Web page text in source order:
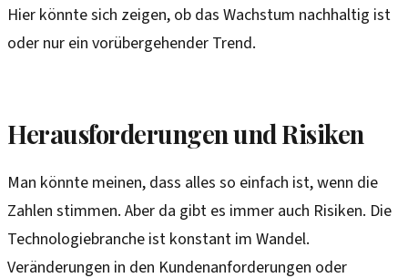
Hier könnte sich zeigen, ob das Wachstum nachhaltig ist
oder nur ein vorübergehender Trend.
Herausforderungen und Risiken
Man könnte meinen, dass alles so einfach ist, wenn die
Zahlen stimmen. Aber da gibt es immer auch Risiken. Die
Technologiebranche ist konstant im Wandel.
Veränderungen in den Kundenanforderungen oder